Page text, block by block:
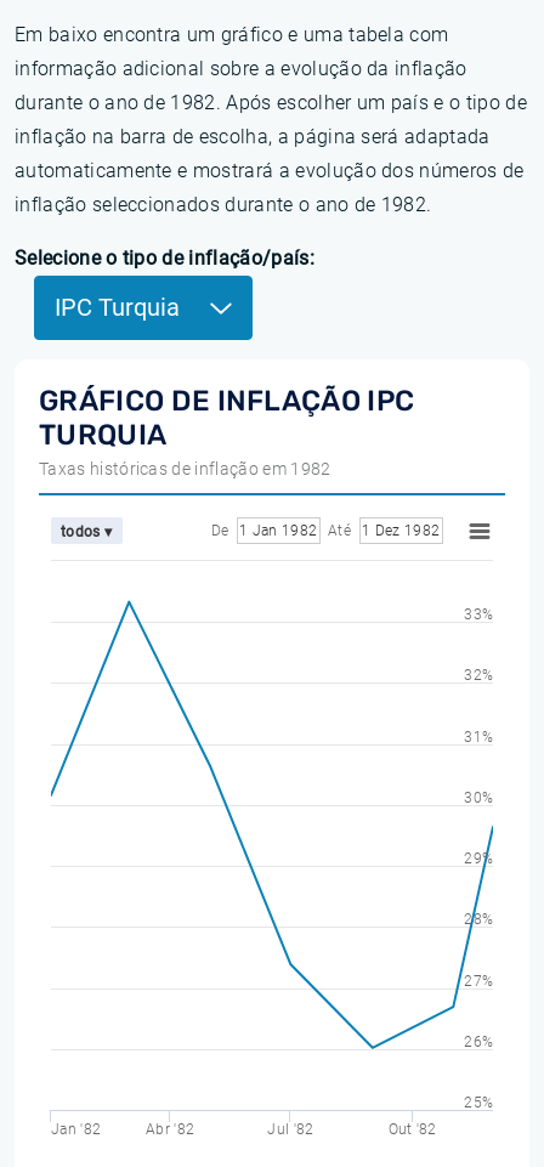
Em baixo encontra um gráfico e uma tabela com
informação adicional sobre a evolução da inflação
durante o ano de 1982. Após escolher um país e o tipo de
inflação na barra de escolha, a página será adaptada
automaticamente e mostrará a evolução dos números de
inflação seleccionados durante o ano de 1982.
Selecione o tipo de inflação/país:
IPC Turquia
GRÁFICO DE INFLAÇÃO IPC
TURQUIA
Taxas históricas de inflação em 1982
todos ▾ De 1 Jan 1982 Até 1 Dez 1982
Jan '82 Abr '82 Jul '82 Out '82
25%
26%
27%
28%
29%
30%
31%
32%
33%